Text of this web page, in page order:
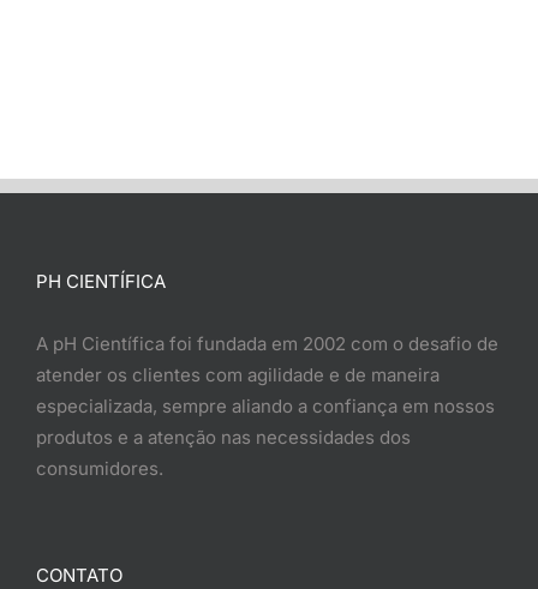
PH CIENTÍFICA
A pH Científica foi fundada em 2002 com o desafio de
atender os clientes com agilidade e de maneira
especializada, sempre aliando a confiança em nossos
produtos e a atenção nas necessidades dos
consumidores.
CONTATO